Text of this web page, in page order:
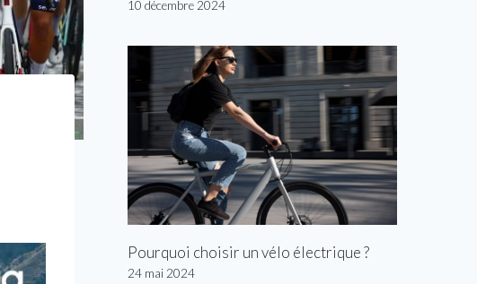
10 décembre 2024
Pourquoi choisir un vélo électrique ?
24 mai 2024